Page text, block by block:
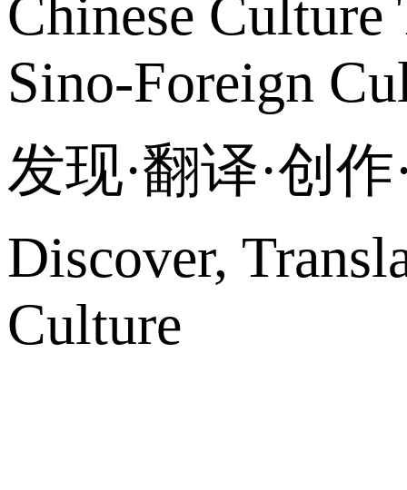
Chinese
Sino-Foreign
发现·翻译·创
Discover,
Culture